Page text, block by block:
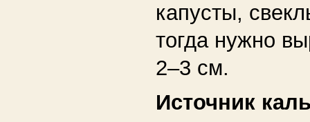
капусты,
тогда нужно
2–3 см.
Источник